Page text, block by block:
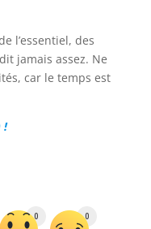
l’essentiel, des
jamais assez. Ne
car le temps est
!
0 0